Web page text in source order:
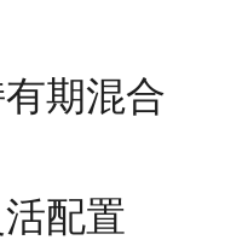
期混合
配置